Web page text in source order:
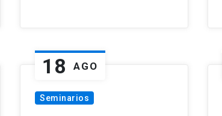
18 AGO
Seminarios